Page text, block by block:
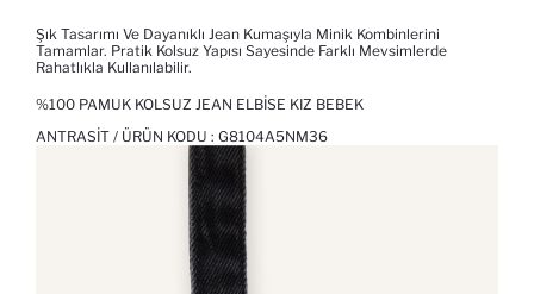
Şık Tasarımı Ve Dayanıklı Jean Kumaşıyla Minik Kombinlerini
Tamamlar. Pratik Kolsuz Yapısı Sayesinde Farklı Mevsimlerde
Rahatlıkla Kullanılabilir.
%100 PAMUK KOLSUZ JEAN ELBISE KIZ BEBEK
ANTRASIT / ÜRÜN KODU : G8104A5NM36